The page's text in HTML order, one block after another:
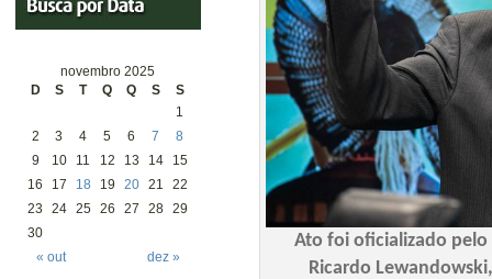
novembro 2025
D
S T Q Q S S
« out dez »
1
2
3 4 5 6 7
8
9
10 11 12 13 14
15
16
17 18 19 20 21
22
23
24 25 26 27 28 29
30
Ato foi oficializado pelo
Ricardo